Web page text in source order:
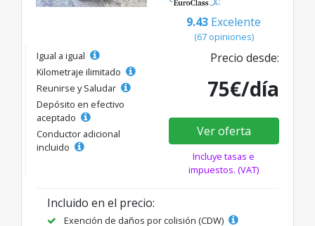
9.43 Excelente
(67 opiniones)
Igual a igual
Kilometraje ilimitado
Reunirse y Saludar
Depósito en efectivo
aceptado
Conductor adicional
incluido
Precio desde:
75€/día
Ver oferta
Incluye tasas e
impuestos. (VAT)
Incluido en el precio:
Exención de daños por colisión (CDW)